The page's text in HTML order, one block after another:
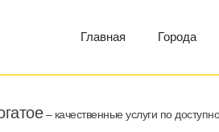
Главная Города
– качественные услуги по